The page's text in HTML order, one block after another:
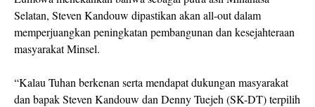
Selatan, Steven Kandouw dipastikan akan all-out dalam
memperjuangkan peningkatan pembangunan dan kesejahteraan
masyarakat Minsel.
“Kalau Tuhan berkenan serta mendapat dukungan masyarakat
dan bapak Steven Kandouw dan Denny Tuejeh (SK-DT) terpilih